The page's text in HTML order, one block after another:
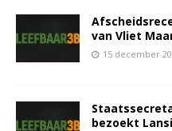
van Vliet
15 december
bezoekt